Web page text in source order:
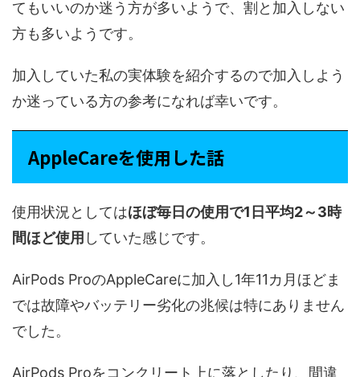
てもいいのか迷う方が多いようで、割と加入しない
方も多いようです。
加入していた私の実体験を紹介するので加入しよう
か迷っている方の参考になれば幸いです。
AppleCareを使用した話
使用状況としてはほぼ毎日の使用で1日平均2～3時
間ほど使用 していた感じです。
AirPods ProのAppleCareに加入し1年11カ月ほどま
では故障やバッテリー劣化の兆候は特にありません
でした。
AirPods Proをコンクリート上に落としたり、間違